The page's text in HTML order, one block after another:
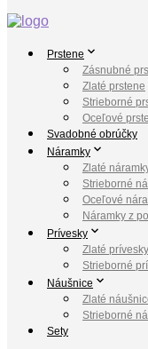
Prstene
Zásnubné
Zlaté prstene
Strieborné
Oceľové
Svadobné obrúčky
Náramky
Zlaté
Strieborné
Oceľové
Náramky z
Prívesky
Zlaté prívesky
Strieborné
Náušnice
Zlaté
Strieborné
Sety